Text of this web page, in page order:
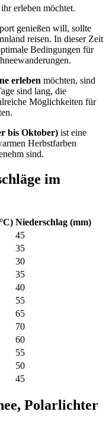
erleben möchtet.
genießen will, sollte
reisen. In dieser Zeit
Bedingungen für
erleben möchten, sind
sind lang, die
Möglichkeiten für
bis Oktober) ist eine
Herbstfarben
sind.
im
Niederschlag (mm)
45
35
30
35
40
55
65
70
60
55
50
45
Polarlichter